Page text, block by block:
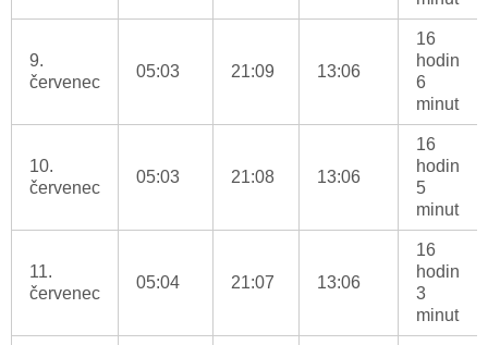
9.
červenec
05:03 21:09 13:06
16
hodin
6
minut
10.
červenec
05:03 21:08 13:06
16
hodin
5
minut
11.
červenec
05:04 21:07 13:06
16
hodin
3
minut